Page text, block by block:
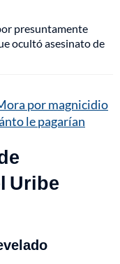
presuntamente
ocultó asesinato de
por magnicidio
le pagarían
Uribe